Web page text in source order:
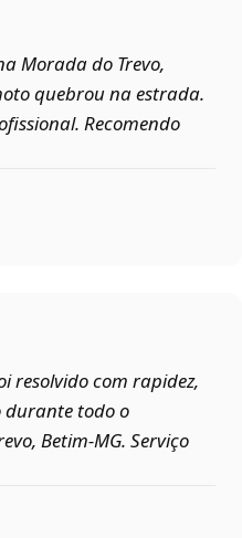
Morada do Trevo,
quebrou na estrada.
Recomendo
resolvido com rapidez,
durante todo o
Betim‑MG. Serviço